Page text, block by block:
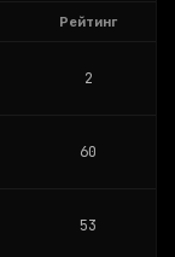
Рейтинг
2
60
53